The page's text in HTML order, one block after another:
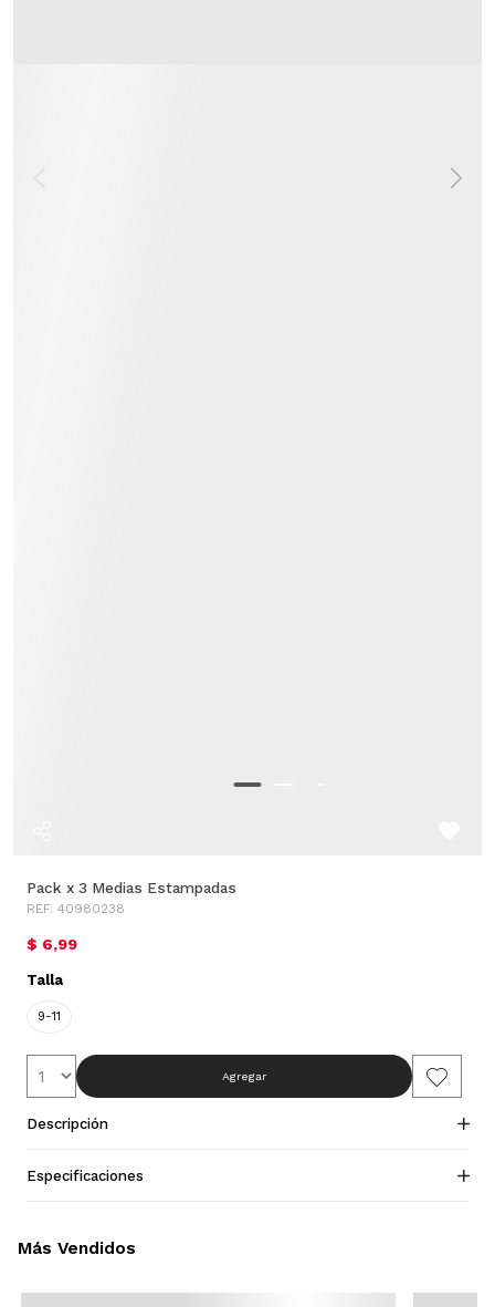
Pack x 3 Medias Estampadas
REF. 40980238
$ 6,99
Talla
9-11
Agregar
Descripción
Especificaciones
Más Vendidos